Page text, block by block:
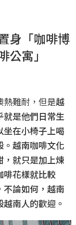
身「咖啡博
寓」
熱難耐，但是越
就是他們日常生
坐在小椅子上喝
。越南咖啡文化
，就只是加上煉
啡花樣就比較
不論如何，越南
南人的歡迎。